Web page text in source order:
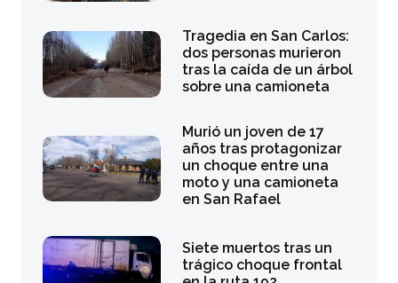
Tragedia en San Carlos:
dos personas murieron
tras la caída de un árbol
sobre una camioneta
Murió un joven de 17
años tras protagonizar
un choque entre una
moto y una camioneta
en San Rafael
Siete muertos tras un
trágico choque frontal